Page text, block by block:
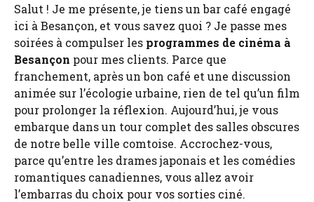
Salut ! Je me présente, je tiens un bar café engagé
ici à Besançon, et vous savez quoi ? Je passe mes
soirées à compulser les programmes de cinéma à
Besançon pour mes clients. Parce que
franchement, après un bon café et une discussion
animée sur l’écologie urbaine, rien de tel qu’un film
pour prolonger la réflexion. Aujourd’hui, je vous
embarque dans un tour complet des salles obscures
de notre belle ville comtoise. Accrochez-vous,
parce qu’entre les drames japonais et les comédies
romantiques canadiennes, vous allez avoir
l’embarras du choix pour vos sorties ciné.